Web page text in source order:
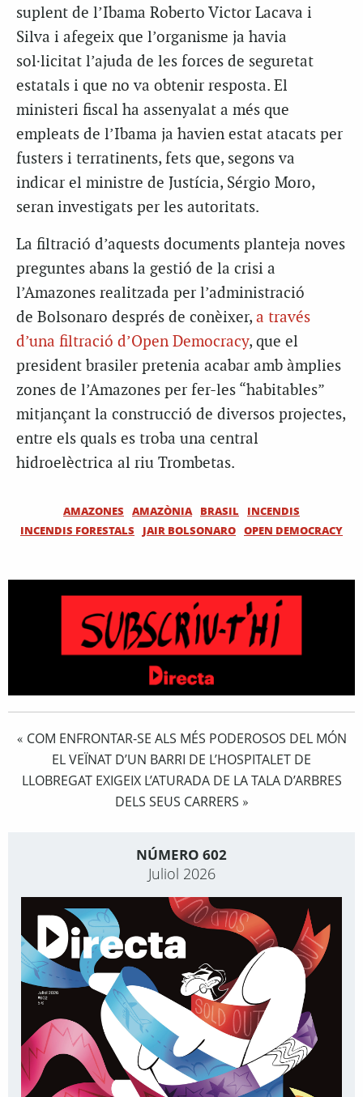
suplent de l’Ibama Roberto Victor Lacava i
Silva i afegeix que l’organisme ja havia
sol·licitat l’ajuda de les forces de seguretat
estatals i que no va obtenir resposta. El
ministeri fiscal ha assenyalat a més que
empleats de l’Ibama ja havien estat atacats per
fusters i terratinents, fets que, segons va
indicar el ministre de Justícia, Sérgio Moro,
seran investigats per les autoritats.
La filtració d’aquests documents planteja noves
preguntes abans la gestió de la crisi a
l’Amazones realitzada per l’administració
de Bolsonaro després de conèixer, a través
d’una filtració d’Open Democracy, que el
president brasiler pretenia acabar amb àmplies
zones de l’Amazones per fer-les “habitables”
mitjançant la construcció de diversos projectes,
entre els quals es troba una central
hidroelèctrica al riu Trombetas.
AMAZONES AMAZÒNIA BRASIL
INCENDIS
INCENDIS FORESTALS
JAIR BOLSONARO OPEN DEMOCRACY
« COM ENFRONTAR-SE ALS MÉS PODEROSOS DEL MÓN
EL VEÏNAT D’UN BARRI DE L’HOSPITALET DE
LLOBREGAT EXIGEIX L’ATURADA DE LA TALA D’ARBRES
DELS SEUS CARRERS »
NÚMERO 602
Juliol 2026